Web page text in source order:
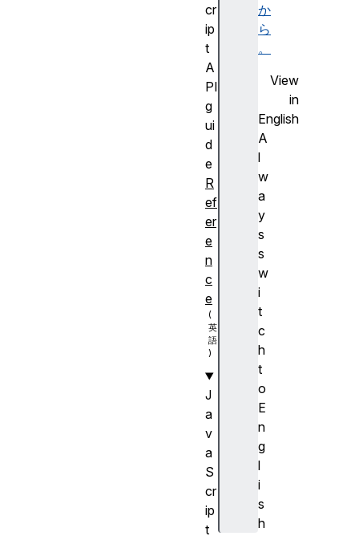
か
ら
。
View
in
English
A
l
w
a
y
s
s
w
i
t
c
h
t
o
E
n
g
l
i
s
h
cr
ip
t
A
PI
g
ui
d
e
R
ef
er
e
n
c
e
J
a
v
a
S
cr
ip
t